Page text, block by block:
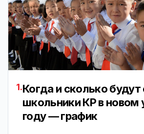
1.Когда и сколько
школьники КР в новом
году — график